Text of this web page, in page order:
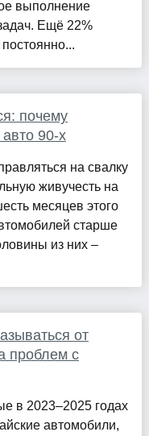
выполнение
Ещё 22%
почему
90-х
на свалку
живучесть на
месяцев этого
старше
из них –
от
проблем с
в 2023–2025 годах
автомобили,